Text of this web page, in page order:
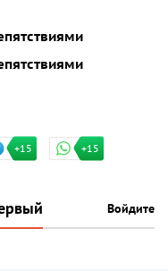
+15 +15
Войдите